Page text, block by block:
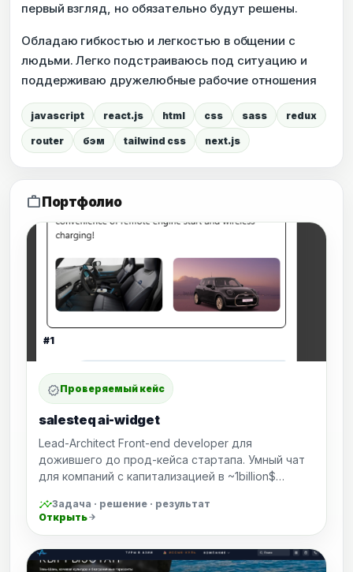
первый взгляд, но обязательно будут решены.
Обладаю гибкостью и легкостью в общении с
людьми. Легко подстраиваюсь под ситуацию и
поддерживаю дружелюбные рабочие отношения
javascript react.js html css sass redux
router бэм tailwind css next.js
work Портфолио
#1
verifiedПроверяемый кейс
salesteq ai-widget
Lead-Architect Front-end developer для
дожившего до прод-кейса стартапа. Умный чат
для компаний с капитализацией в ~1billion$…
insightsЗадача · решение · результат
Открытьarrow_forward